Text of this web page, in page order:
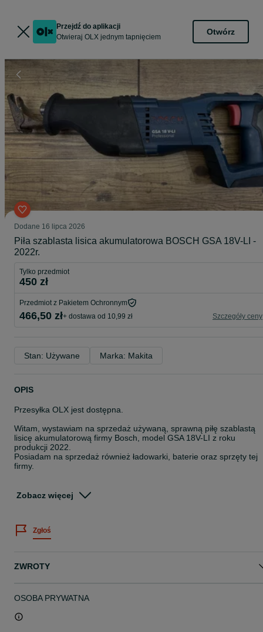
Przejdź do aplikacji
Otwieraj OLX jednym tapnięciem
Otwórz
Dodane 16 lipca 2026
Piła szablasta lisica akumulatorowa BOSCH GSA 18V-LI -
2022r.
Tylko przedmiot
450 zł
Przedmiot z Pakietem Ochronnym
466,50 zł+ dostawa od 10,99 zł Szczegóły ceny
Stan: Używane Marka: Makita
OPIS
Przesyłka OLX jest dostępna.
Witam, wystawiam na sprzedaż używaną, sprawną piłę szablastą
lisicę akumulatorową firmy Bosch, model GSA 18V-LI z roku
produkcji 2022.
Posiadam na sprzedaż również ładowarki, baterie oraz sprzęty tej
firmy.
Zapraszam na pozostałe moje ogłoszenia z elektronarzędziami.
Zobacz więcej
Zgłoś
ZWROTY
OSOBA PRYWATNA